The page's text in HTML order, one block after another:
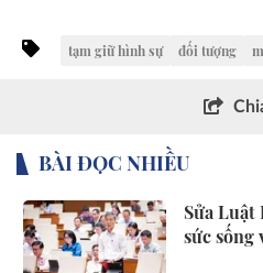
tạm giữ hình sự đối tượng
BÀI ĐỌC NHIỀU
Sửa Luật
sức sống